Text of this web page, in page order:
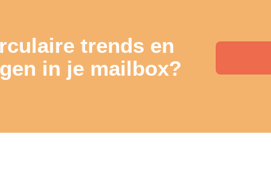
trends en
in je mailbox?